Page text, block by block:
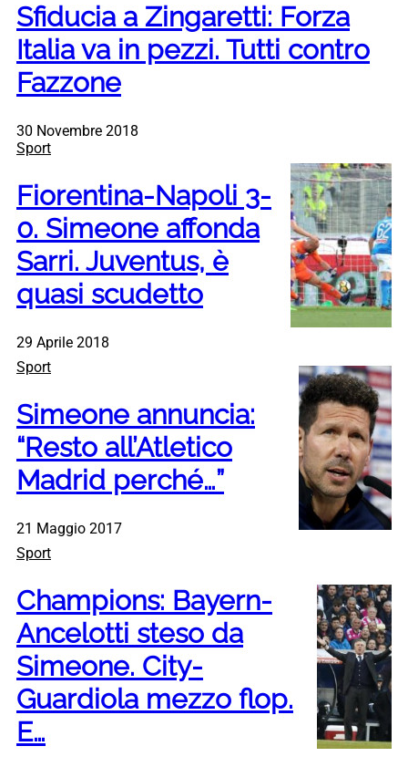
Sfiducia a Zingaretti: Forza
Italia va in pezzi. Tutti contro
Fazzone
30 Novembre 2018
Sport
Fiorentina-Napoli 3-
0. Simeone affonda
Sarri. Juventus, è
quasi scudetto
29 Aprile 2018
Sport
Simeone annuncia:
“Resto all’Atletico
Madrid perché…”
21 Maggio 2017
Sport
Champions: Bayern-
Ancelotti steso da
Simeone. City-
Guardiola mezzo flop.
E…